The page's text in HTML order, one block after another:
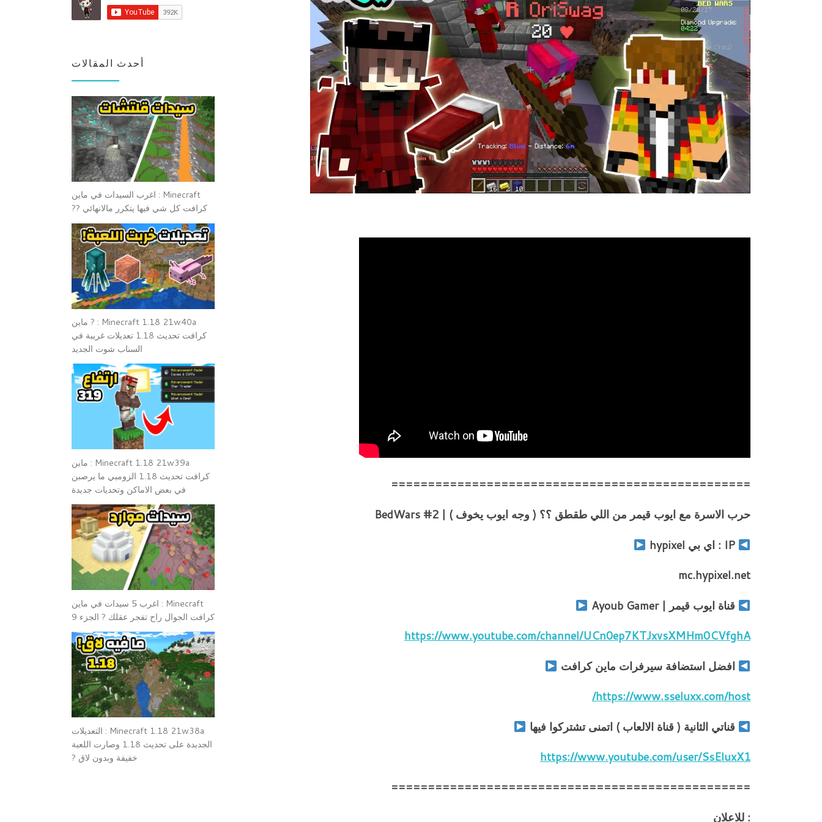
=================================================
حرب الاسرة مع ايوب قيمر من اللي طقطق ؟؟ ( وجه ايوب يخوف ) | BedWars #2
IP : اي بي hypixel
mc.hypixel.net
قناة ايوب قيمر | Ayoub Gamer
https://www.youtube.com/channel/UCn0ep7KTJxvsXMHm0CVfghA
افضل استضافة سيرفرات ماين كرافت
https://www.sseluxx.com/host/
قناتي الثانية ( قناة الالعاب ) اتمنى تشتركوا فيها
https://www.youtube.com/user/SsEluxX1
=================================================
: للاعلان
أحدث المقالات
Minecraft : اغرب السيدات في ماين
كرافت كل شي فيها يتكرر مالانهائي ??
Minecraft 1.18 21w40a : ? ماين
كرافت تحديث 1.18 تعديلات غريبة في
السناب شوت الجديد
Minecraft 1.18 21w39a : ماين
كرافت تحديث 1.18 الزومبي ما يرصبن
في بعض الاماكن وتحديات جديدة
Minecraft : اغرب 5 سيدات في ماين
كرافت الجوال راح تفجر عقلك ? الجزء 9
Minecraft 1.18 21w38a : التعديلات
الجدبدة على تحديث 1.18 وصارت اللعبة
خفيفة وبدون لاق ?